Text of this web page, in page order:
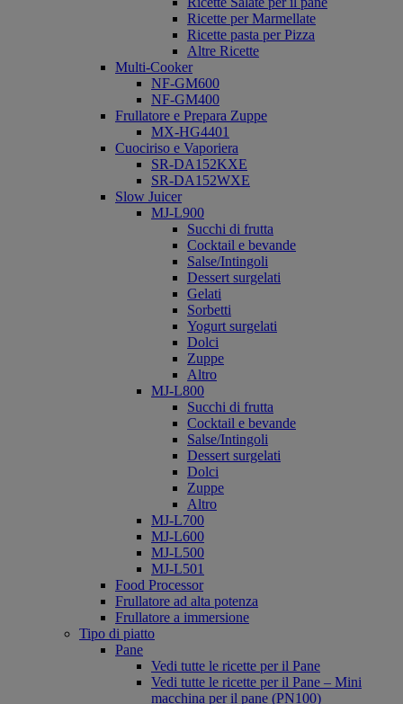
Ricette per Marmellate
Ricette pasta per Pizza
Altre Ricette
Multi-Cooker
NF-GM600
NF-GM400
Frullatore e Prepara Zuppe
MX-HG4401
Cuociriso e Vaporiera
SR-DA152KXE
SR-DA152WXE
Slow Juicer
MJ-L900
Succhi di frutta
Cocktail e bevande
Salse/Intingoli
Dessert surgelati
Gelati
Sorbetti
Yogurt surgelati
Dolci
Zuppe
Altro
MJ-L800
Succhi di frutta
Cocktail e bevande
Salse/Intingoli
Dessert surgelati
Dolci
Zuppe
Altro
MJ-L700
MJ-L600
MJ-L500
MJ-L501
Food Processor
Frullatore ad alta potenza
Frullatore a immersione
Tipo di piatto
Pane
Vedi tutte le ricette per il Pane
Vedi tutte le ricette per il Pane – Mini
macchina per il pane (PN100)